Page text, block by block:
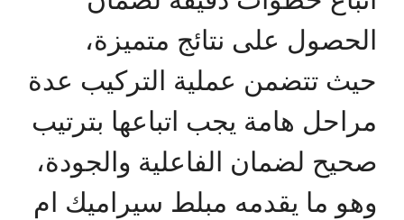
الحصول على نتائج متميزة،
حيث تتضمن عملية التركيب عدة
مراحل هامة يجب اتباعها بترتيب
صحيح لضمان الفاعلية والجودة،
وهو ما يقدمه مبلط سيراميك ام